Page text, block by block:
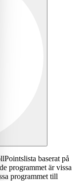
baserat på
programmet är vissa
programmet till